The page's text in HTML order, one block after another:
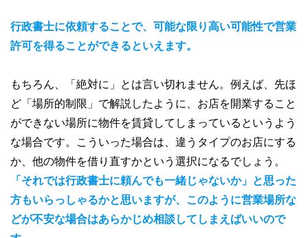
行政書士に依頼することで、可能な限り高い可能性で営業
許可を得ることができるといえます。
もちろん、「絶対に」とは言い切れません。例えば、先ほ
ど「場所的制限」で解説したように、お店を開業すること
ができない場所に物件を賃貸してしまっているというよう
な場合です。こういった場合は、違うタイプのお店にする
か、他の物件を借り直すかという選択になるでしょう。
「それでは行政書士に頼んでも一緒じゃないか」と思った
方もいらっしゃるかと思いますが、このように営業場所な
どが不安な場合はあらかじめ相談してしまえばいいので